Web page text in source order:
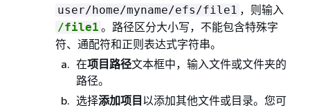
user/home/myname/efs/file1 ，则输入
/file1 。路径区分大小写，不能包含特殊字
符、通配符和正则表达式字符串。
在项目路径文本框中，输入文件或文件夹的
路径。
选择添加项目以添加其他文件或目录。您可